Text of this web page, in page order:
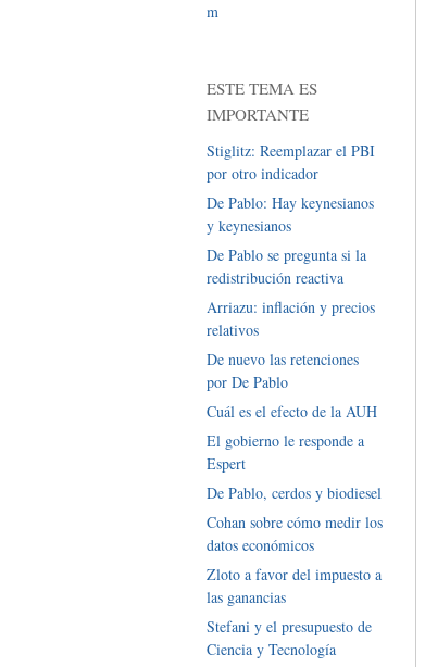
m
ESTE TEMA ES
IMPORTANTE
Stiglitz: Reemplazar el PBI
por otro indicador
De Pablo: Hay keynesianos
y keynesianos
De Pablo se pregunta si la
redistribución reactiva
Arriazu: inflación y precios
relativos
De nuevo las retenciones
por De Pablo
Cuál es el efecto de la AUH
El gobierno le responde a
Espert
De Pablo, cerdos y biodiesel
Cohan sobre cómo medir los
datos económicos
Zloto a favor del impuesto a
las ganancias
Stefani y el presupuesto de
Ciencia y Tecnología